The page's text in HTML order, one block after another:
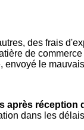
des frais
de
le
après réception
dans les